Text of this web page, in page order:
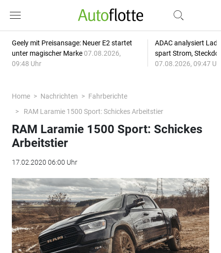
Geely mit Preisansage: Neuer E2 startet
unter magischer Marke 07.08.2026,
09:48 Uhr
ADAC analysiert
spart Strom,
07.08.2026, 09:47
Home Nachrichten
Fahrberichte
RAM Laramie 1500 Sport: Schickes Arbeitstier
RAM Laramie 1500 Sport: Schickes
Arbeitstier
17.02.2020 06:00 Uhr